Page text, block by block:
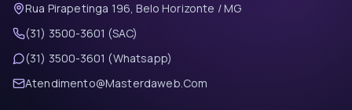
Rua Pirapetinga 196, Belo Horizonte / MG
(31) 3500-3601 (SAC)
(31) 3500-3601 (Whatsapp)
Atendimento@Masterdaweb.Com